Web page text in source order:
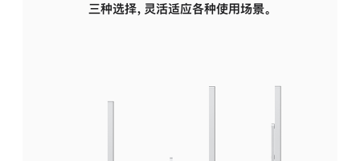
三种选择，灵活适应各种使用场景。